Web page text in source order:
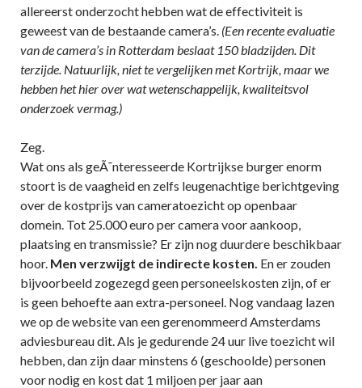
allereerst onderzocht hebben wat de effectiviteit is
geweest van de bestaande camera’s. (Een recente evaluatie
van de camera’s in Rotterdam beslaat 150 bladzijden. Dit
terzijde. Natuurlijk, niet te vergelijken met Kortrijk, maar we
hebben het hier over wat wetenschappelijk, kwaliteitsvol
onderzoek vermag.)
Zeg.
Wat ons als geÃ¯nteresseerde Kortrijkse burger enorm
stoort is de vaagheid en zelfs leugenachtige berichtgeving
over de kostprijs van cameratoezicht op openbaar
domein. Tot 25.000 euro per camera voor aankoop,
plaatsing en transmissie? Er zijn nog duurdere beschikbaar
hoor. Men verzwijgt de indirecte kosten. En er zouden
bijvoorbeeld zogezegd geen personeelskosten zijn, of er
is geen behoefte aan extra-personeel. Nog vandaag lazen
we op de website van een gerenommeerd Amsterdams
adviesbureau dit. Als je gedurende 24 uur live toezicht wil
hebben, dan zijn daar minstens 6 (geschoolde) personen
voor nodig en kost dat 1 miljoen per jaar aan